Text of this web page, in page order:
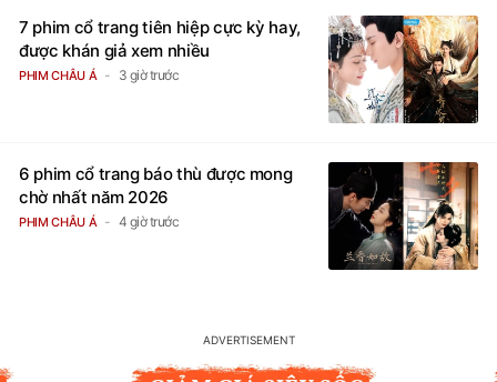
7 phim cổ trang tiên hiệp cực kỳ hay,
được khán giả xem nhiều
PHIM CHÂU Á 3 giờ trước
6 phim cổ trang báo thù được mong
chờ nhất năm 2026
PHIM CHÂU Á 4 giờ trước